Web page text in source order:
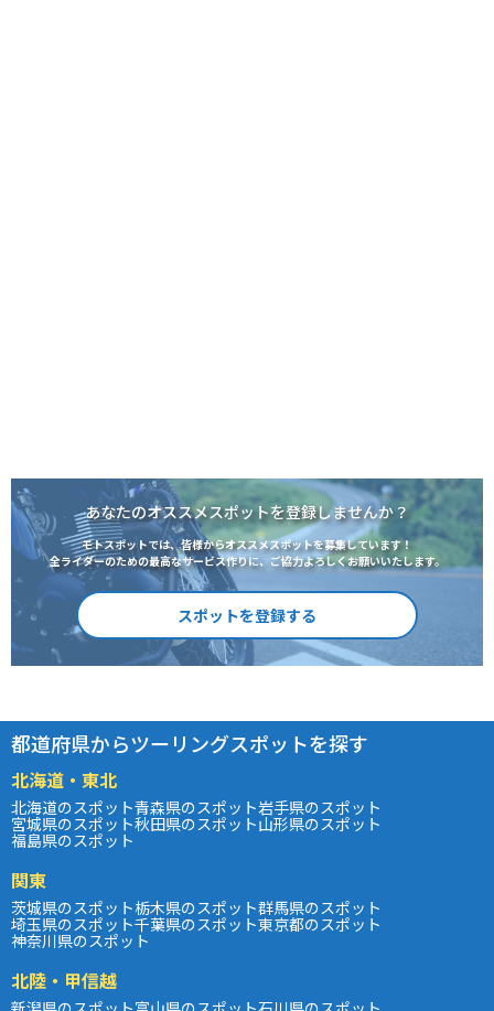
あなたのオススメスポットを登録しませんか？
モトスポットでは、皆様からオススメスポットを募集しています！
全ライダーのための最高なサービス作りに、ご協力よろしくお願いいたします。
スポットを登録する
都道府県からツーリングスポットを探す
北海道・東北
北海道のスポット青森県のスポット岩手県のスポット
宮城県のスポット秋田県のスポット山形県のスポット
福島県のスポット
関東
茨城県のスポット栃木県のスポット群馬県のスポット
埼玉県のスポット千葉県のスポット東京都のスポット
神奈川県のスポット
北陸・甲信越